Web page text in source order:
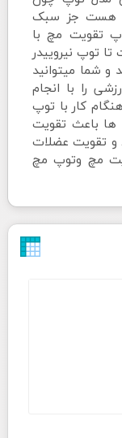
وبا وزن 50 گرمی هست جز سبک
تقویت مچ با
توپ نیروییدر
شما میتوانید
را با انجام
کار با توپ
باعث تقویت
تقویت عضلات
مچ وتوپ مچ